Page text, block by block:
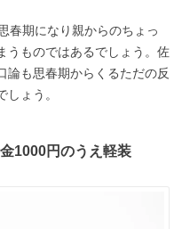
春期になり親からのちょっ
うものではあるでしょう。佐
論も思春期からくるただの反
ょう。
1000円のうえ軽装